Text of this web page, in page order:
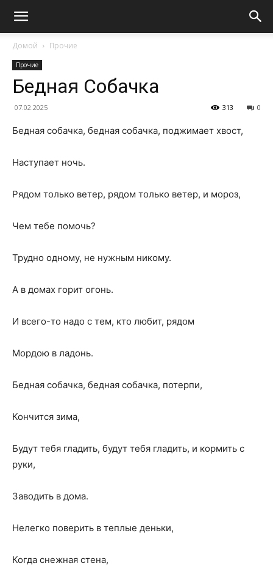
Домой Прочие
Прочие
Бедная Собачка
07.02.2025 0
313
Бедная собачка, бедная собачка, поджимает хвост,
Наступает ночь.
Рядом только ветер, рядом только ветер, и мороз,
Чем тебе помочь?
Трудно одному, не нужным никому.
А в домах горит огонь.
И всего-то надо с тем, кто любит, рядом
Мордою в ладонь.
Бедная собачка, бедная собачка, потерпи,
Кончится зима,
Будут тебя гладить, будут тебя гладить, и кормить с
руки,
Заводить в дома.
Нелегко поверить в теплые деньки,
Когда снежная стена,